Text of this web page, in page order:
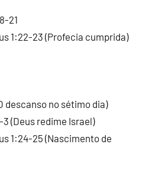
21
1:22-23 (Profecia cumprida)
descanso no sétimo dia)
3 (Deus redime Israel)
1:24-25 (Nascimento de